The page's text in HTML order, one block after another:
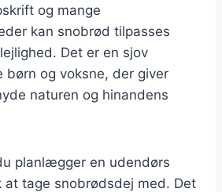
og mange
kan snobrød tilpasses
Det er en sjov
børn og voksne, der giver
naturen og hinandens
planlægger en udendørs
at tage snobrødsdej med. Det